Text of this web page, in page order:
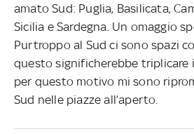
amato Sud: Puglia, Basilicata,
Sicilia e Sardegna. Un omaggio
Purtroppo al Sud ci sono spazi
questo significherebbe triplicare
per questo motivo mi sono
Sud nelle piazze all’aperto.